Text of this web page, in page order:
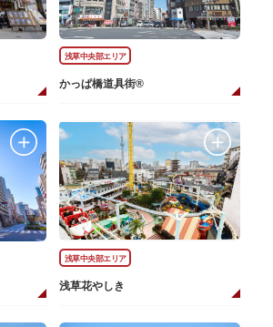
浅草中央部エリア
かっぱ橋道具街®
浅草中央部エリア
浅草花やしき